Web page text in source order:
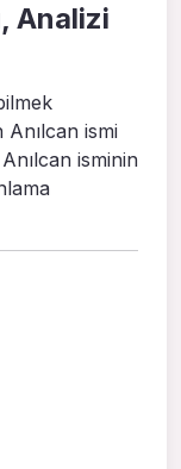
Analizi
ismi
isminin